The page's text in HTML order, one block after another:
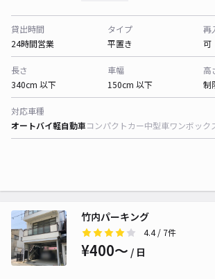
貸出時間
24時間営業
タイプ
平置き
再
可
長さ
340cm 以下
車幅
150cm 以下
高
制
対応車種
オートバイ軽自動車コンパクトカー中型車ワンボック
竹内パーキング
4.4/ 7件
¥400〜 / 日